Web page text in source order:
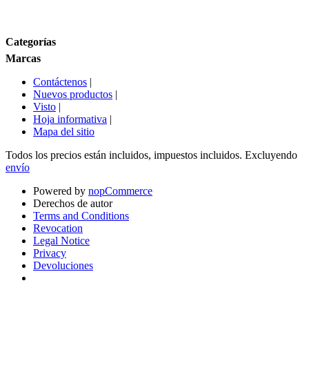
Categorías
Marcas
Contáctenos |
Nuevos productos |
Visto |
Hoja informativa |
Mapa del sitio
Todos los precios están incluidos, impuestos incluidos. Excluyendo
envío
Powered by nopCommerce
Derechos de autor
Terms and Conditions
Revocation
Legal Notice
Privacy
Devoluciones